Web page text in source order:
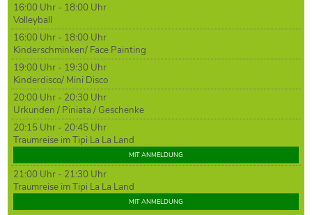
16:00 Uhr - 18:00 Uhr
Volleyball
16:00 Uhr - 18:00 Uhr
Kinderschminken/ Face Painting
19:00 Uhr - 19:30 Uhr
Kinderdisco/ Mini Disco
20:00 Uhr - 20:30 Uhr
Urkunden / Piniata / Geschenke
20:15 Uhr - 20:45 Uhr
Traumreise im Tipi La La Land
MIT ANMELDUNG
21:00 Uhr - 21:30 Uhr
Traumreise im Tipi La La Land
MIT ANMELDUNG